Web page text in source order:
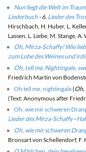
Nun liegt die Welt im
Liederbuch - 6. Lieder des
Hirschbach, H. Huber, L.
Lassen, L. Liebe, M. Stange,
Oh, Mirza-Schaffy! Wie
zum Lobe des Weines und
Oh, tell me, Nightingale,
Friedrich Martin von
Oh tell me, nightingale(Oh,
(Text: Anonymous after
Oh, wie mir schweren
Lieder des Mirza-Schaffy-
Oh, wie mir schweren
Bronsart von Schellendorf, F.